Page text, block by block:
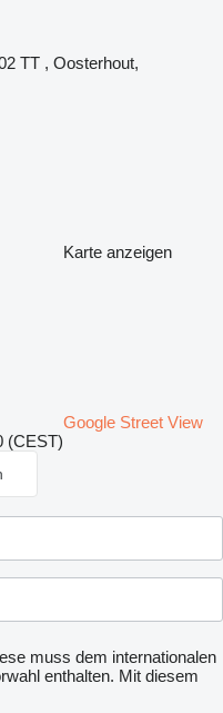
TT , Oosterhout,
Karte anzeigen
Google Street View
(CEST)
muss dem internationalen
enthalten. Mit diesem